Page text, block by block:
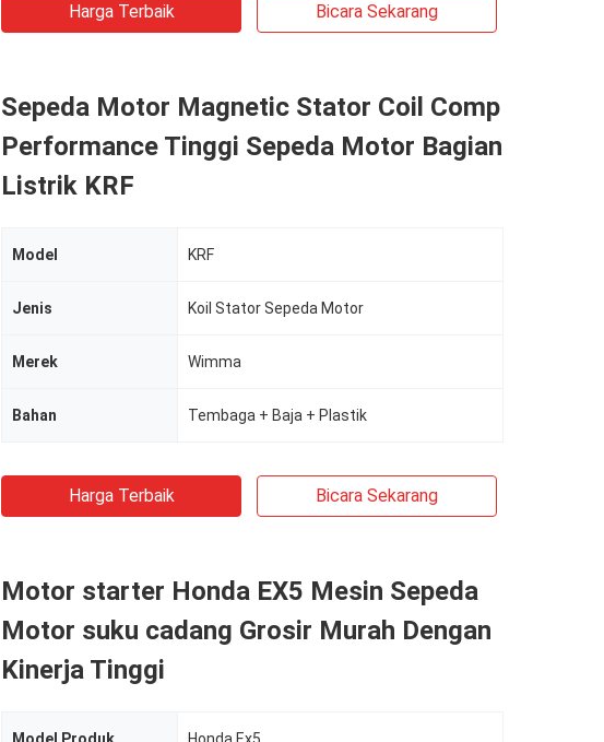
Harga Terbaik Bicara Sekarang
Sepeda Motor Magnetic Stator Coil Comp
Performance Tinggi Sepeda Motor Bagian
Listrik KRF
Model KRF
Jenis Koil Stator Sepeda Motor
Merek Wimma
Bahan Tembaga + Baja + Plastik
Harga Terbaik Bicara Sekarang
Motor starter Honda EX5 Mesin Sepeda
Motor suku cadang Grosir Murah Dengan
Kinerja Tinggi